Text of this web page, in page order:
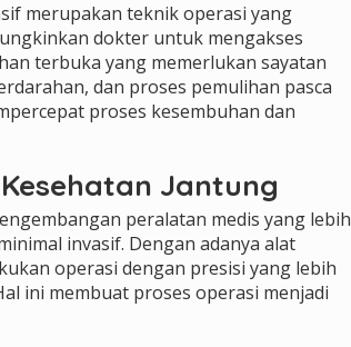
merupakan teknik operasi yang
dokter untuk mengakses
terbuka yang memerlukan sayatan
dan proses pemulihan pasca
proses kesembuhan dan
Jantung
peralatan medis yang lebih
invasif. Dengan adanya alat
operasi dengan presisi yang lebih
ini membuat proses operasi menjadi